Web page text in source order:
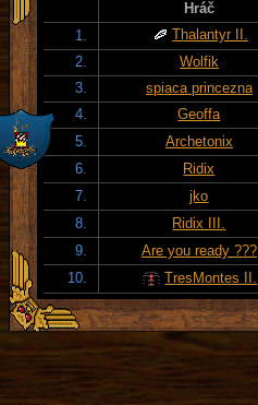
Hráč
1.
Thalantyr II.
2.
Wolfik
3.
spiaca princezna
4.
Geoffa
5.
Archetonix
6.
Ridix
7.
jko
8.
Ridix III.
9.
Are you ready ???
10.
TresMontes II.